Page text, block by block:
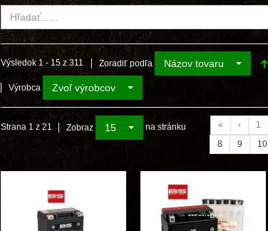
Výsledok 1 - 15 z 311 Zoradiť podľa Názov tovaru
Výrobca Zvoľ výrobcov
Strana 1 z 21 Zobraz 15 na stránku « ‹ 1
8
9 10